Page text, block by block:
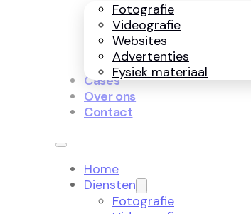
Fotografie
Videografie
Websites
Advertenties
Fysiek materiaal
Cases
Over ons
Contact
Home
Diensten
Fotografie